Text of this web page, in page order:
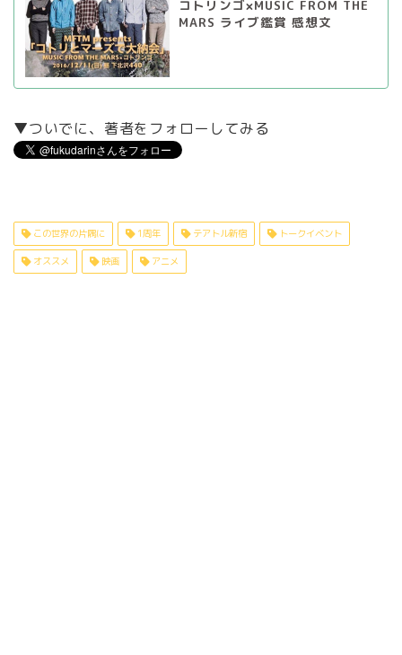
コトリンゴ×MUSIC FROM THE
MARS ライブ鑑賞 感想文
▼ついでに、著者をフォローしてみる
この世界の片隅に 1周年 テアトル新宿 トークイベント
オススメ 映画 アニメ